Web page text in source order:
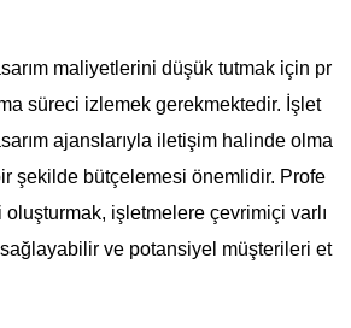
maliyetlerini düşük tutmak için pr
süreci izlemek gerekmektedir. İşlet
ajanslarıyla iletişim halinde olma
şekilde bütçelemesi önemlidir. Profe
işletmelere çevrimiçi varlı
ve potansiyel müşterileri et